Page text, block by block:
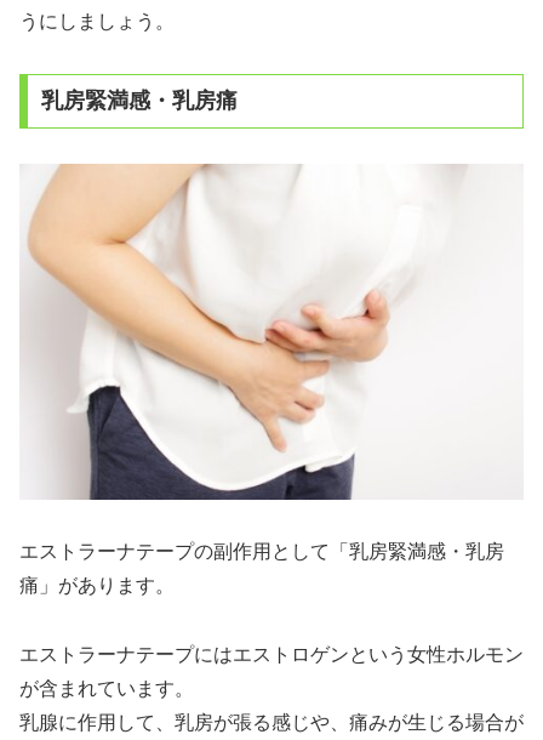
うにしましょう。
乳房緊満感・乳房痛
エストラーナテープの副作用として「乳房緊満感・乳房
痛」があります。
エストラーナテープにはエストロゲンという女性ホルモン
が含まれています。
乳腺に作用して、乳房が張る感じや、痛みが生じる場合が